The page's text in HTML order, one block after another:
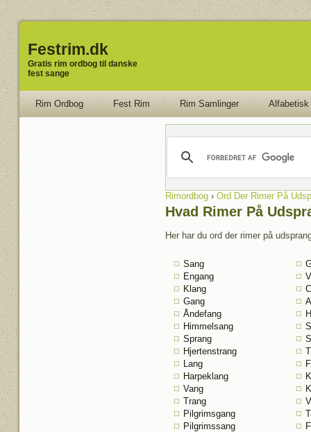
Festrim.dk
Gratis rim ordbog til danske
fest sange
Rim Ordbog Fest Rim Rim Samlinger Alfabetisk
Rimordbog› Ord Der Rimer På
Hvad Rimer På
Her har du ord der rimer på
Sang
Engang
Klang
Gang
Åndefang
Himmelsang
Sprang
Hjertenstrang
Lang
Harpeklang
Vang
Trang
Pilgrimsgang
Pilgrimssang